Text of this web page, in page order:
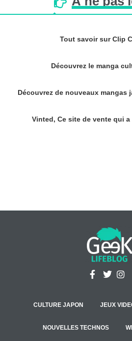
Tout savoir sur Clip
Découvrez le manga
Découvrez de nouveaux mangas
Vinted, Ce site de vente qui
CULTURE JAPON JEUX
NOUVELLES TECHNOS